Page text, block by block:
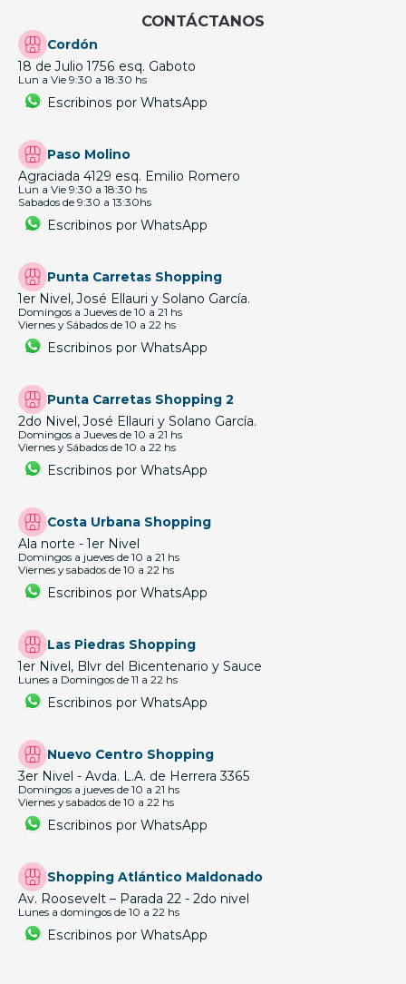
CONTÁCTANOS
Cordón
18 de Julio 1756 esq. Gaboto
Lun a Vie 9:30 a 18:30 hs
Escribinos por WhatsApp
Paso Molino
Agraciada 4129 esq. Emilio Romero
Lun a Vie 9:30 a 18:30 hs
Sabados de 9:30 a 13:30hs
Escribinos por WhatsApp
Punta Carretas Shopping
1er Nivel, José Ellauri y Solano García.
Domingos a Jueves de 10 a 21 hs
Viernes y Sábados de 10 a 22 hs
Escribinos por WhatsApp
Punta Carretas Shopping 2
2do Nivel, José Ellauri y Solano García.
Domingos a Jueves de 10 a 21 hs
Viernes y Sábados de 10 a 22 hs
Escribinos por WhatsApp
Costa Urbana Shopping
Ala norte - 1er Nivel
Domingos a jueves de 10 a 21 hs
Viernes y sabados de 10 a 22 hs
Escribinos por WhatsApp
Las Piedras Shopping
1er Nivel, Blvr del Bicentenario y Sauce
Lunes a Domingos de 11 a 22 hs
Escribinos por WhatsApp
Nuevo Centro Shopping
3er Nivel - Avda. L.A. de Herrera 3365
Domingos a jueves de 10 a 21 hs
Viernes y sabados de 10 a 22 hs
Escribinos por WhatsApp
Shopping Atlántico Maldonado
Av. Roosevelt – Parada 22 - 2do nivel
Lunes a domingos de 10 a 22 hs
Escribinos por WhatsApp